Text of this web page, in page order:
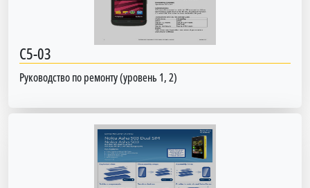
C5-03
Руководство по ремонту (уровень 1, 2)